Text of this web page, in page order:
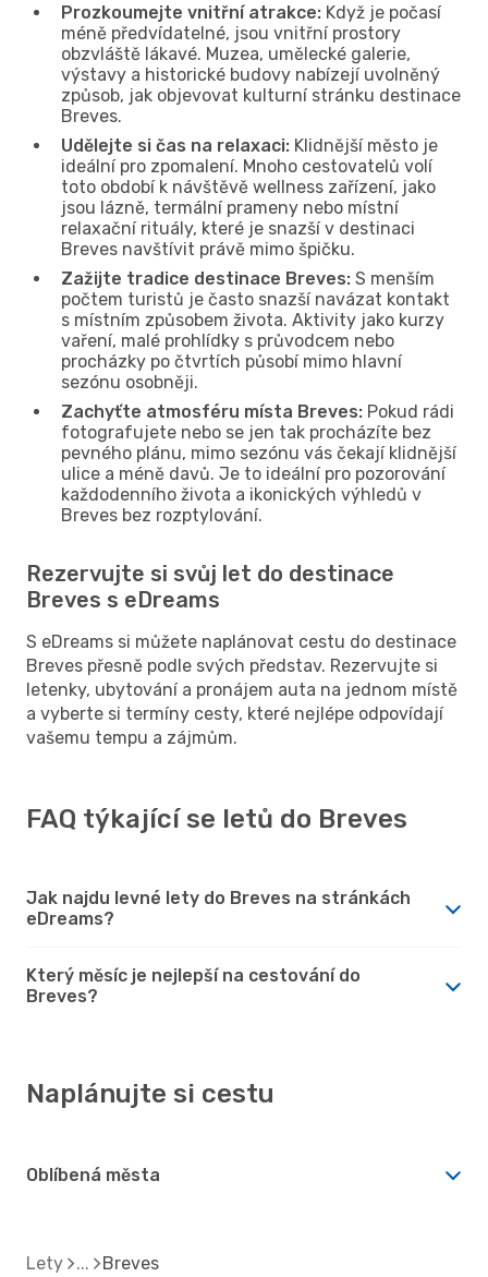
Prozkoumejte vnitřní atrakce: Když je počasí
méně předvídatelné, jsou vnitřní prostory
obzvláště lákavé. Muzea, umělecké galerie,
výstavy a historické budovy nabízejí uvolněný
způsob, jak objevovat kulturní stránku destinace
Breves.
Udělejte si čas na relaxaci: Klidnější město je
ideální pro zpomalení. Mnoho cestovatelů volí
toto období k návštěvě wellness zařízení, jako
jsou lázně, termální prameny nebo místní
relaxační rituály, které je snazší v destinaci
Breves navštívit právě mimo špičku.
Zažijte tradice destinace Breves: S menším
počtem turistů je často snazší navázat kontakt
s místním způsobem života. Aktivity jako kurzy
vaření, malé prohlídky s průvodcem nebo
procházky po čtvrtích působí mimo hlavní
sezónu osobněji.
Zachyťte atmosféru místa Breves: Pokud rádi
fotografujete nebo se jen tak procházíte bez
pevného plánu, mimo sezónu vás čekají klidnější
ulice a méně davů. Je to ideální pro pozorování
každodenního života a ikonických výhledů v
Breves bez rozptylování.
Rezervujte si svůj let do destinace
Breves s eDreams
S eDreams si můžete naplánovat cestu do destinace
Breves přesně podle svých představ. Rezervujte si
letenky, ubytování a pronájem auta na jednom místě
a vyberte si termíny cesty, které nejlépe odpovídají
vašemu tempu a zájmům.
FAQ týkající se letů do Breves
Jak najdu levné lety do Breves na stránkách
eDreams?
Který měsíc je nejlepší na cestování do
Breves?
Naplánujte si cestu
Oblíbená města
Lety Breves